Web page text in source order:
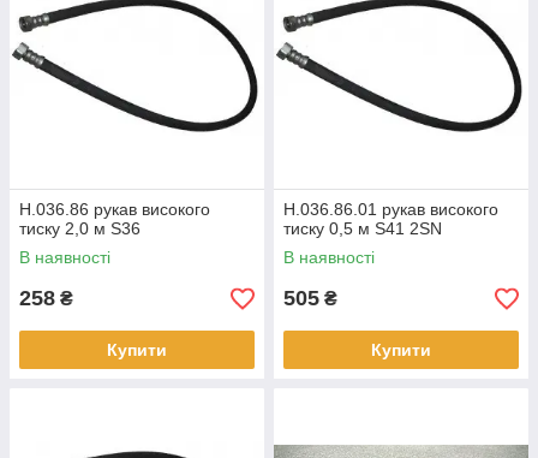
Н.036.86 рукав високого
тиску 2,0 м S36
В наявності
258 ₴
Купити
Н.036.86.01 рукав високого
тиску 0,5 м S41 2SN
В наявності
505 ₴
Купити